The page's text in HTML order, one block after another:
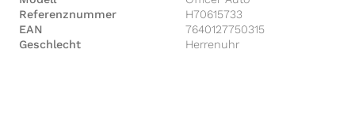
Referenznummer
H70615733
EAN
7640127750315
Geschlecht
Herrenuhr